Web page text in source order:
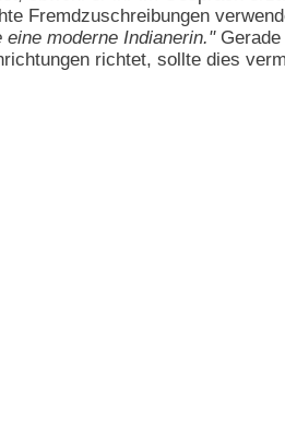
Fremdzuschreibungen
moderne Indianerin."Gerade
richtet, sollte dies